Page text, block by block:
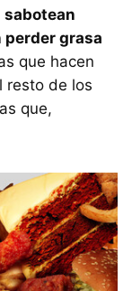
sabotean
perder grasa
que hacen
resto de los
que,